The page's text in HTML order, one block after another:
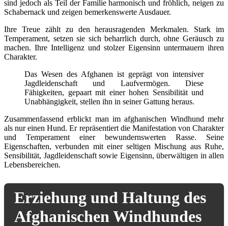
sind jedoch als Teil der Familie harmonisch und fröhlich, neigen zu
Schabernack und zeigen bemerkenswerte Ausdauer.
Ihre Treue zählt zu den herausragenden Merkmalen. Stark im
Temperament, setzen sie sich beharrlich durch, ohne Geräusch zu
machen. Ihre Intelligenz und stolzer Eigensinn untermauern ihren
Charakter.
Das Wesen des Afghanen ist geprägt von intensiver
Jagdleidenschaft und Laufvermögen. Diese
Fähigkeiten, gepaart mit einer hohen Sensibilität und
Unabhängigkeit, stellen ihn in seiner Gattung heraus.
Zusammenfassend erblickt man im afghanischen Windhund mehr
als nur einen Hund. Er repräsentiert die Manifestation von Charakter
und Temperament einer bewundernswerten Rasse. Seine
Eigenschaften, verbunden mit einer seltigen Mischung aus Ruhe,
Sensibilität, Jagdleidenschaft sowie Eigensinn, überwältigen in allen
Lebensbereichen.
Erziehung und Haltung des
Afghanischen Windhundes